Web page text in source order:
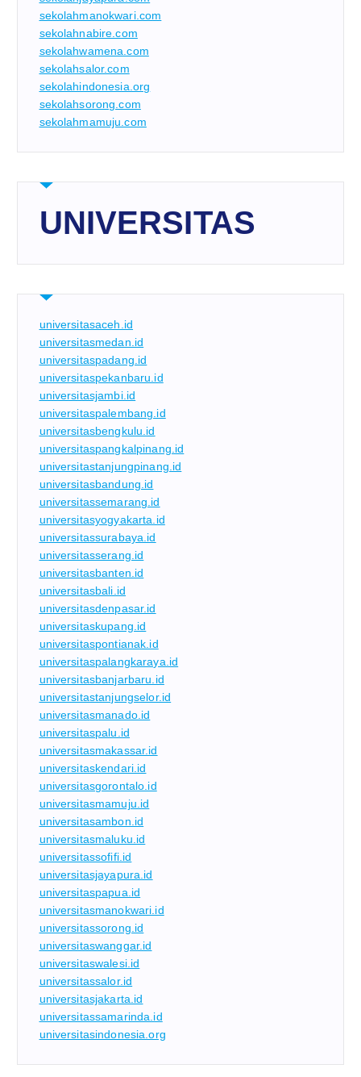
sekolahmanokwari.com
sekolahnabire.com
sekolahwamena.com
sekolahsalor.com
sekolahindonesia.org
sekolahsorong.com
sekolahmamuju.com
UNIVERSITAS
universitasaceh.id
universitasmedan.id
universitaspadang.id
universitaspekanbaru.id
universitasjambi.id
universitaspalembang.id
universitasbengkulu.id
universitaspangkalpinang.id
universitastanjungpinang.id
universitasbandung.id
universitassemarang.id
universitasyogyakarta.id
universitassurabaya.id
universitasserang.id
universitasbanten.id
universitasbali.id
universitasdenpasar.id
universitaskupang.id
universitaspontianak.id
universitaspalangkaraya.id
universitasbanjarbaru.id
universitastanjungselor.id
universitasmanado.id
universitaspalu.id
universitasmakassar.id
universitaskendari.id
universitasgorontalo.id
universitasmamuju.id
universitasambon.id
universitasmaluku.id
universitassofifi.id
universitasjayapura.id
universitaspapua.id
universitasmanokwari.id
universitassorong.id
universitaswanggar.id
universitaswalesi.id
universitassalor.id
universitasjakarta.id
universitassamarinda.id
universitasindonesia.org